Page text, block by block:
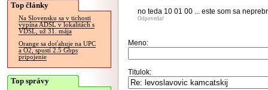
Top články
Na Slovensku sa v tichosti
vypína ADSL v lokalitách s
VDSL, už 31. mája
Orange sa doťahuje na UPC
a O2, spustí 2.5 Gbps
pripojenie
Top správy
no teda 10 01 00 ... este som sa
Odpovedať
Meno:
Titulok: